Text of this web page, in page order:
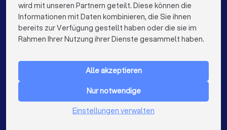
Berater für Baufinanzierung in München
Berater für Baufinanzierung in Köln
Berater für Baufinanzierung in Stuttgart
Berater für Baufinanzierung in Düsseldorf
Berater für Baufinanzierung in Dortmund
FÜR PRIVATPERSONEN
Niederlande
wird mit unseren Partnern geteilt. Diese können die
Informationen mit Daten kombinieren, die Sie ihnen
bereits zur Verfügung gestellt haben oder die sie im
Rahmen Ihrer Nutzung ihrer Dienste gesammelt haben.
Alle akzeptieren
Nur notwendige
Einstellungen verwalten